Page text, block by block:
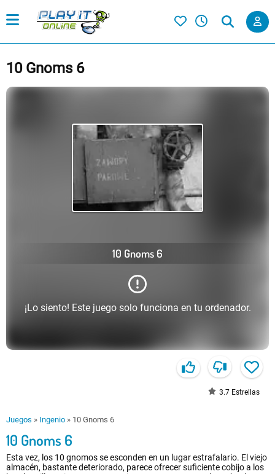
10 Gnoms 6
10 Gnoms 6
¡Lo siento! Este juego solo funciona en tu ordenador.
3.7 Estrellas
Juegos » Ingenio » 10 Gnoms 6
10 Gnoms 6
Esta vez, los 10 gnomos se esconden en un lugar estrafalario. El viejo
almacén, bastante deteriorado, parece ofrecer suficiente cobijo a los